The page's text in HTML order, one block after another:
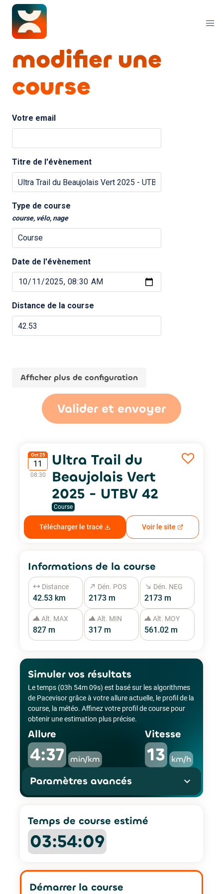
modifier une
course
Votre email
Titre de l'évènement
Type de course
course, vélo, nage
Date de l'évènement
Distance de la course
Afficher plus de configuration
Valider et envoyer